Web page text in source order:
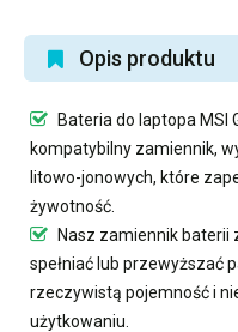
Opis produktu
Bateria do laptopa MSI
kompatybilny zamiennik,
litowo-jonowych, które
żywotność.
Nasz zamiennik baterii
spełniać lub przewyższać
rzeczywistą pojemność i
użytkowaniu.